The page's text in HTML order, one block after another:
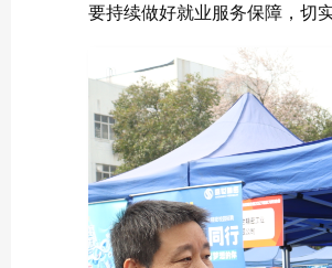
要持续做好就业服务保障，切